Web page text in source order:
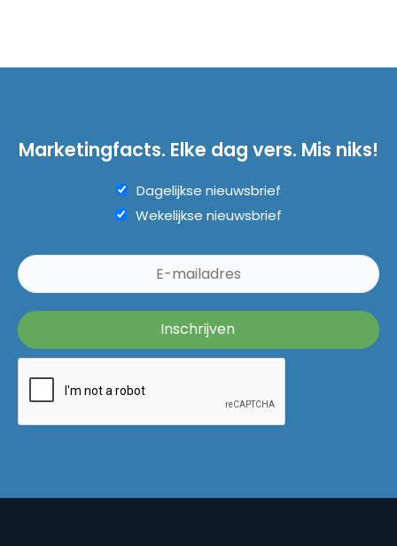
Marketingfacts. Elke dag vers. Mis niks!
Dagelijkse nieuwsbrief
Wekelijkse nieuwsbrief